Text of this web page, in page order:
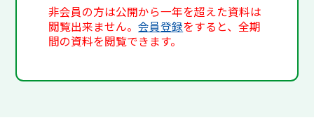
非会員の方は公開から一年を超えた資料は
閲覧出来ません。会員登録をすると、全期
間の資料を閲覧できます。